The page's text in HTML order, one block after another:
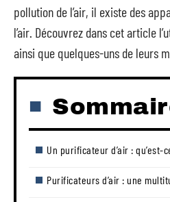
pollution de l’air, il existe des
l’air. Découvrez dans cet article
ainsi que quelques-uns de leurs
Un purificateur d’air : qu’est-
Purificateurs d’air : une